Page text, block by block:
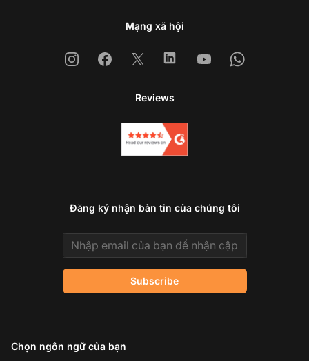
Mạng xã hội
InstagramFacebook
X LinkedinYoutubeWhatsapp
Reviews
Đăng ký nhận bản tin của chúng tôi
Email address
Subscribe
Chọn ngôn ngữ của bạn